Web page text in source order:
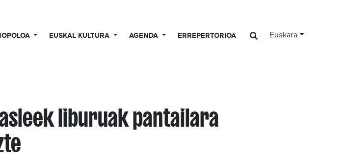
EUSKAL KULTURA AGENDA ERREPERTORIOA Euskara
liburuak pantailara